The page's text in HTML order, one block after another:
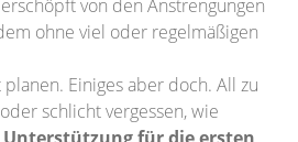
von den Anstrengungen
ohne viel oder regelmäßigen
Einiges aber doch. All zu
schlicht vergessen, wie